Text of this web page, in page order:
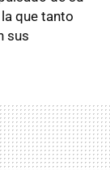
que tanto
sus